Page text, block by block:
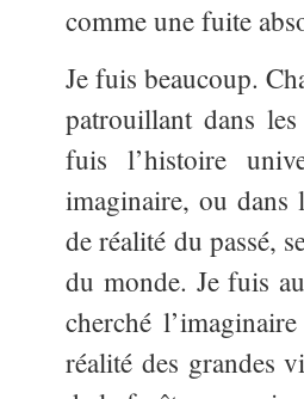
comme une fuite
Je fuis beaucoup.
patrouillant dans
fuis l’histoire
imaginaire, ou dans
de réalité du passé,
du monde. Je fuis
cherché
réalité des grandes